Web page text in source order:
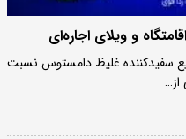
و ویلای اجاره‌ای
سفیدکننده غلیظ دامستوس نسبت
از…